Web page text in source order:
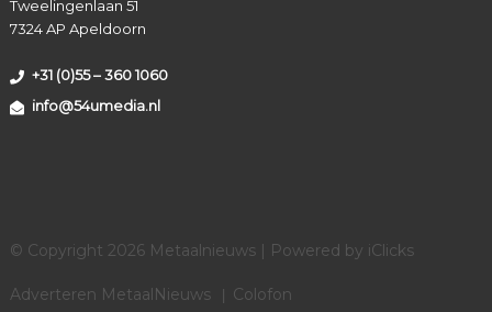
Tweelingenlaan 51
7324 AP Apeldoorn
+31 (0)55 – 360 1060
info@54umedia.nl
© Copyright 2026 Metaalnieuws | Powered by iClicks
Adverteren MetaalNieuws Colofon